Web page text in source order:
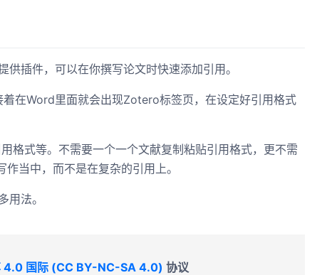
插件，可以在你撰写论文时快速添加引用。
在Word里面就会出现Zotero标签页，在设定好引用格式
格式等。不需要一个一个文献复制粘贴引用格式，更不需
当中，而不是在复杂的引用上。
法。
4.0 国际 (CC BY-NC-SA 4.0) 协议